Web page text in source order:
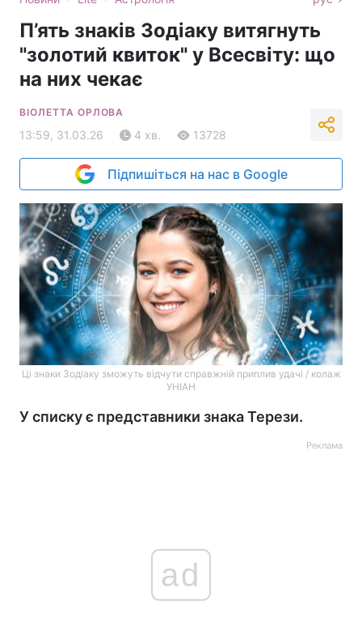
П’ять знаків Зодіаку витягнуть
"золотий квиток" у Всесвіту: що
на них чекає
ВІОЛЕТТА ОРЛОВА
13:59, 31.03.26 4 хв. 13728
Підпишіться на нас в Google
Ці знаки Зодіаку зможуть відчути справжній приплив удачі / колаж
УНІАН
У списку є представники знака Терези.
Реклама
ad